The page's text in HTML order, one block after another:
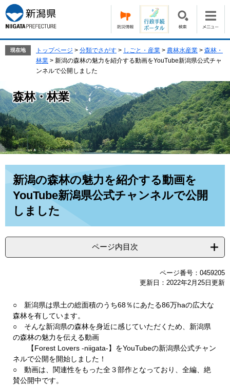
ー
ジ
の
ニ
ュ
ー
て
本
文
へ
現在地 トップページ > 分類でさがす > しごと・産業 > 農林水産業 > 森林・
林業 > 新潟の森林の魅力を紹介する動画をYouTube新潟県公式チャ
ンネルで公開しました
森林・林業
新潟の森林の魅力を紹介する動画を
YouTube新潟県公式チャンネルで公開
しました
ページ内目次
ページ番号：0459205
更新日：2022年2月25日更新
○ 新潟県は県土の総面積のうち68％にあたる86万haの広大な
森林を有しています。
○ そんな新潟県の森林を身近に感じていただくため、新潟県
の森林の魅力を伝える動画
【Forest Lovers -niigata-】をYouTubeの新潟県公式チャン
ネルで公開を開始しました！
○ 動画は、関連性をもった全３部作となっており、全編、絶
賛公開中です。